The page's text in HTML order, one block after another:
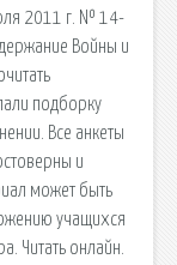
2011 г. № 14-
Войны и
подборку
Все анкеты
и
может быть
учащихся
Читать онлайн.